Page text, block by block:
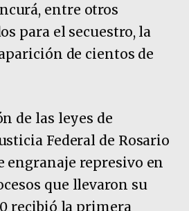
entre otros
para el secuestro, la
de cientos de
de las leyes de
Federal de Rosario
engranaje represivo en
que llevaron su
recibió la primera